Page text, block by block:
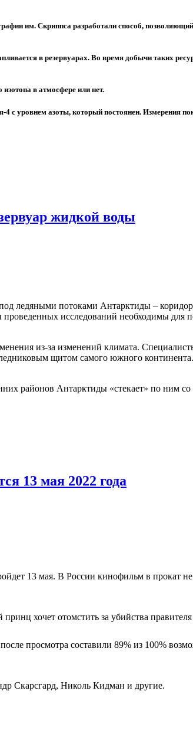
им. Скриппса разработали способ,
в резервуарах. Во время добычи таких
в атмосфере или нет.
с уровнем азоты, который постоянен. Измерения
жидкой воды
ледяными потоками Антарктиды –
исследований необходимы для
из-за изменений климата.
щитом самого южного
районов Антарктиды «стекает» по ним со
13 мая 2022 года
13 мая. В России кинофильм в прокат
хочет отомстить за убийства правителя
просмотра составили 89% из 100%
Скарсгард, Николь Кидман и другие.